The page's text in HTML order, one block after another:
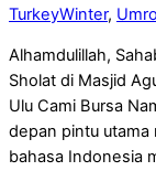
TurkeyWinter,
Alhamdulillah,
Sholat di Masjid
Ulu Cami Bursa
depan pintu utama
bahasa Indonesia